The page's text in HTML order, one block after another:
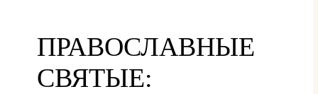
ПРАВОСЛАВНЫЕ
СВЯТЫЕ: